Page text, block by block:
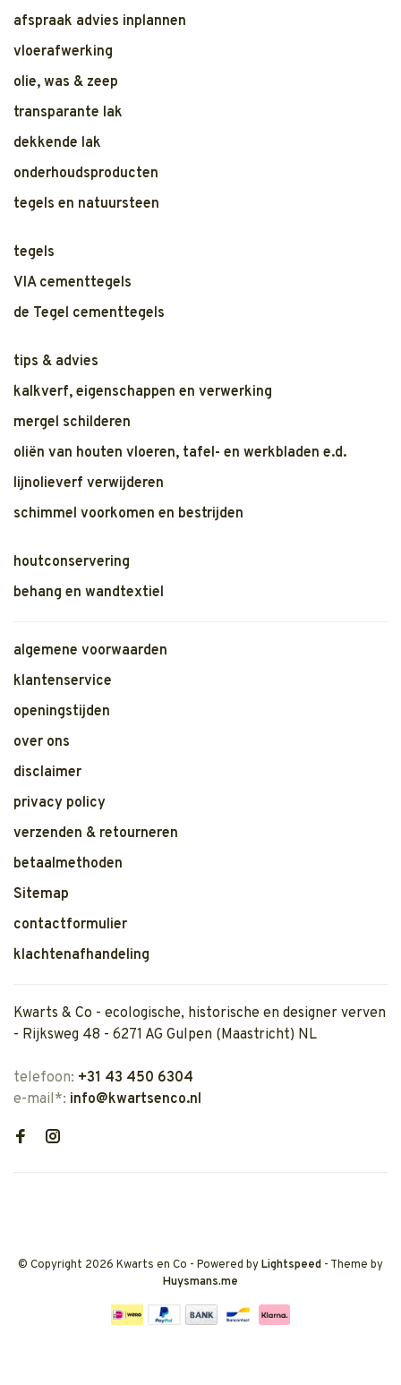
afspraak advies inplannen
vloerafwerking
olie, was & zeep
transparante lak
dekkende lak
onderhoudsproducten
tegels en natuursteen
tegels
VIA cementtegels
de Tegel cementtegels
tips & advies
kalkverf, eigenschappen en verwerking
mergel schilderen
oliën van houten vloeren, tafel- en werkbladen e.d.
lijnolieverf verwijderen
schimmel voorkomen en bestrijden
houtconservering
behang en wandtextiel
algemene voorwaarden
klantenservice
openingstijden
over ons
disclaimer
privacy policy
verzenden & retourneren
betaalmethoden
Sitemap
contactformulier
klachtenafhandeling
Kwarts & Co - ecologische, historische en designer verven
- Rijksweg 48 - 6271 AG Gulpen (Maastricht) NL
telefoon: +31 43 450 6304
e-mail*: info@kwartsenco.nl
© Copyright 2026 Kwarts en Co - Powered byLightspeed - Theme by
Huysmans.me